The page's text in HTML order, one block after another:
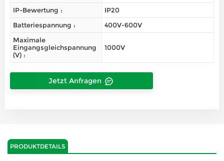
IP-Bewertung :
IP20
Batteriespannung :
400V-600V
Maximale
Eingangsgleichspannung
(V) :
1000V
Jetzt Anfragen
PRODUKTDETAILS